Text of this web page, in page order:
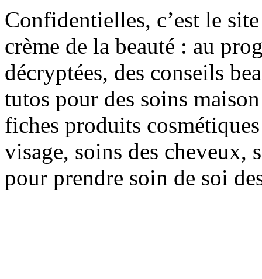
Confidentielles, c’est le
crème de la beauté : au
décryptées, des conseils
tutos pour des soins
fiches produits
visage, soins des cheveux,
pour prendre soin de soi